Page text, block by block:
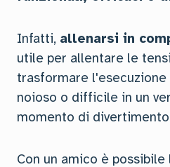
Infatti, allenarsi in
utile per allentare le
trasformare
noioso o difficile in un
momento di
Con un amico è